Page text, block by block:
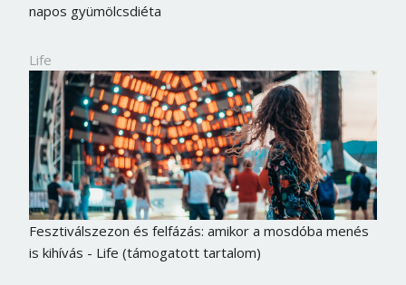
napos gyümölcsdiéta
Life
Fesztiválszezon és felfázás: amikor a mosdóba menés
is kihívás - Life (támogatott tartalom)